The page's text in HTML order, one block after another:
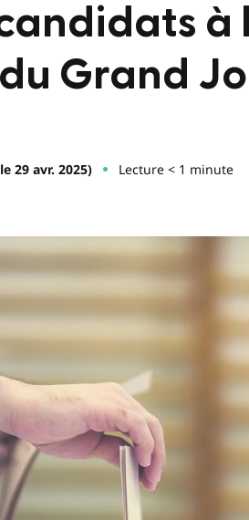
à
Grand
29 avr. 2025) Lecture < 1 minute